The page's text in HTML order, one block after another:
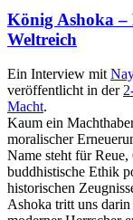
König Ashoka –
Weltreich
Ein Interview mit
veröffentlicht in der
Macht.
Kaum ein
moralischer
Name steht für
buddhistische Ethik
historischen
Ashoka tritt uns